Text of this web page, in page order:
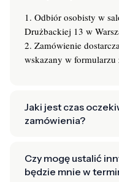
1. Odbiór osobisty w
Drużbackiej 13 w
2. Zamówienie
wskazany w formularzu
Jaki jest czas
zamówienia?
Czy mogę ustalić
będzie mnie w